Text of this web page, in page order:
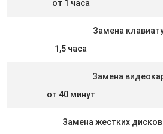
от 1 часа
Замена
1,5 часа
Замена
от 40 минут
Замена жестких дисков